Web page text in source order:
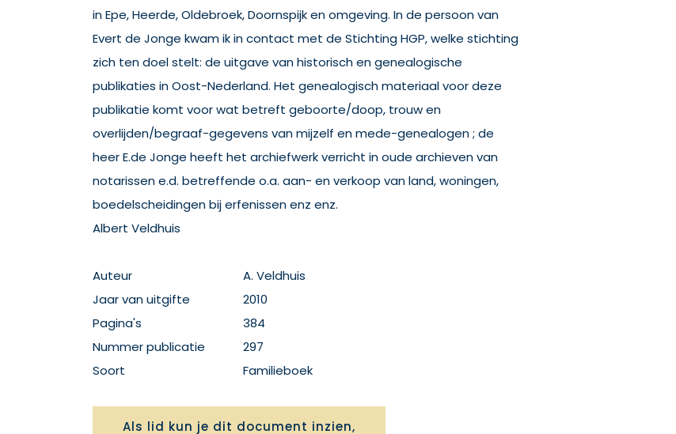
in Epe, Heerde, Oldebroek, Doornspijk en omgeving. In de persoon van
Evert de Jonge kwam ik in contact met de Stichting HGP, welke stichting
zich ten doel stelt: de uitgave van historisch en genealogische
publikaties in Oost-Nederland. Het genealogisch materiaal voor deze
publikatie komt voor wat betreft geboorte/doop, trouw en
overlijden/begraaf-gegevens van mijzelf en mede-genealogen ; de
heer E.de Jonge heeft het archiefwerk verricht in oude archieven van
notarissen e.d. betreffende o.a. aan- en verkoop van land, woningen,
boedelscheidingen bij erfenissen enz enz.
Albert Veldhuis
Auteur
A. Veldhuis
Jaar van uitgifte
2010
Pagina's
384
Nummer publicatie
297
Soort
Familieboek
Als lid kun je dit document inzien,